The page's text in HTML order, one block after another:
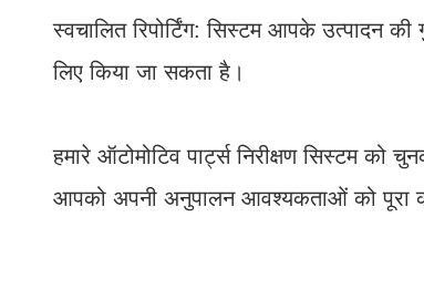
स्वचालित रिपोर्टिंग: सिस्टम आपके उत्पादन
लिए किया जा सकता है।
हमारे ऑटोमोटिव पार्ट्स निरीक्षण सिस्टम
आपको अपनी अनुपालन आवश्यकताओं को पूरा